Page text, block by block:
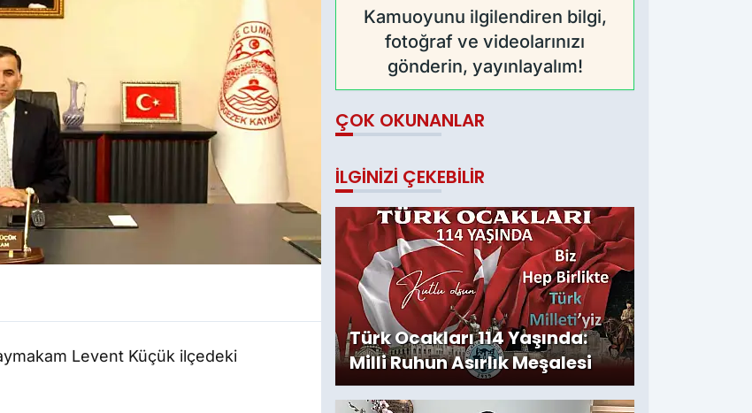
Levent Küçük ilçedeki
Kamuoyunu ilgilendiren bilgi,
fotoğraf ve videolarınızı
gönderin, yayınlayalım!
ÇOK OKUNANLAR
İLGINIZI ÇEKEBILIR
Türk Ocakları 114 Yaşında:
Milli Ruhun Asırlık Meşalesi